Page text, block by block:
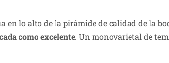
en lo alto de la pirámide de calidad de la
como excelente. Un monovarietal de